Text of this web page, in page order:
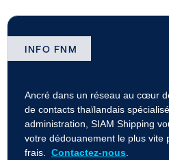
INFO FNM
Ancré dans un réseau au cœur
de contacts thaïlandais
administration, SIAM Shipping
votre dédouanement le plus vite
frais.
Contactez-nous